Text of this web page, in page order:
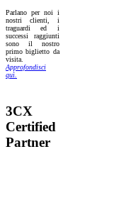
Parlano per noi i
nostri clienti, i
traguardi ed i
successi raggiunti
sono il nostro
primo biglietto da
visita.
Approfondisci
quì.
3CX
Certified
Partner